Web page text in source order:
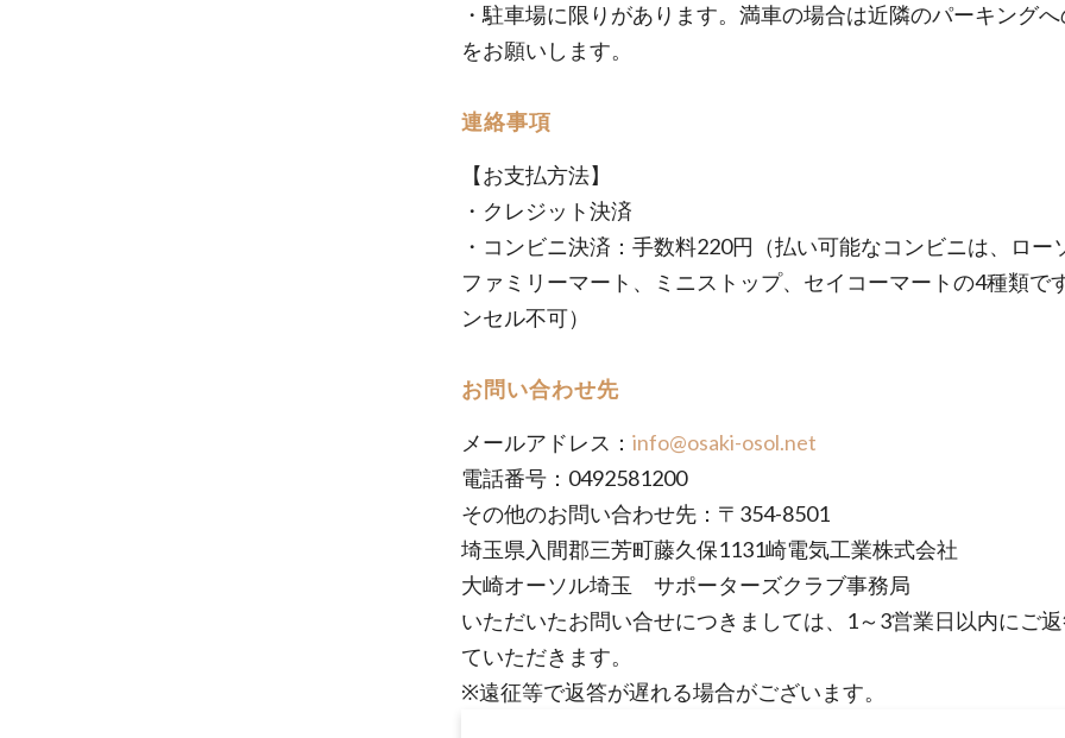
・駐車場に限りがあります。満車の場合は近隣のパーキング
をお願いします。
連絡事項
【お支払方法】
・クレジット決済
・コンビニ決済：手数料220円（払い可能なコンビニは、ロー
ファミリーマート、ミニストップ、セイコーマートの4種類で
ンセル不可）
お問い合わせ先
メールアドレス： info@osaki-osol.net
電話番号：0492581200
その他のお問い合わせ先：〒354-8501
埼玉県入間郡三芳町藤久保1131崎電気工業株式会社
大崎オーソル埼玉 サポーターズクラブ事務局
いただいたお問い合せにつきましては、1～3営業日以内にご
ていただきます。
※遠征等で返答が遅れる場合がございます。